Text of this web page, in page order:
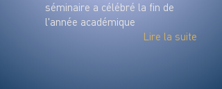
séminaire a célébré la fin de
l'année académique
Lire la suite